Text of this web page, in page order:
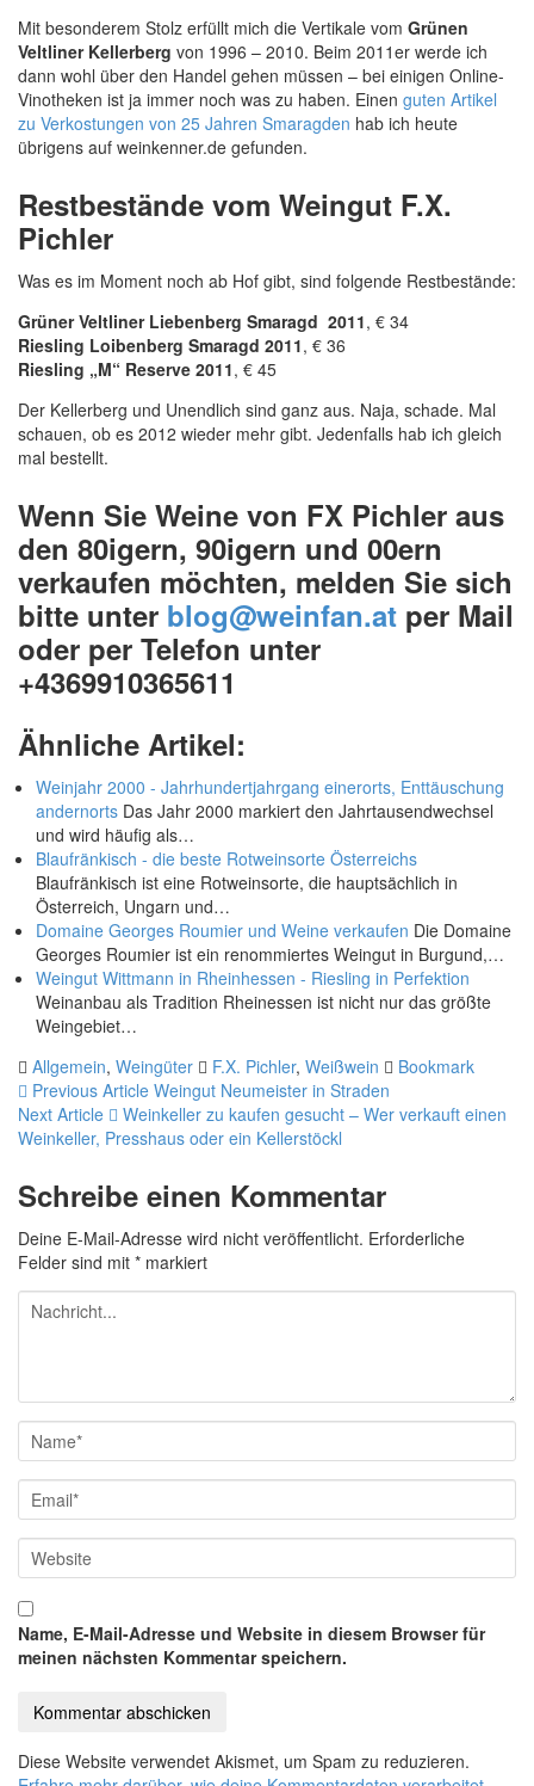
Mit besonderem Stolz erfüllt mich die Vertikale vom Grünen
Veltliner Kellerberg von 1996 – 2010. Beim 2011er werde ich
dann wohl über den Handel gehen müssen – bei einigen Online-
Vinotheken ist ja immer noch was zu haben. Einen guten Artikel
zu Verkostungen von 25 Jahren Smaragden hab ich heute
übrigens auf weinkenner.de gefunden.
Restbestände vom Weingut F.X.
Pichler
Was es im Moment noch ab Hof gibt, sind folgende Restbestände:
Grüner Veltliner Liebenberg Smaragd 2011, € 34
Riesling Loibenberg Smaragd 2011, € 36
Riesling „M“ Reserve 2011, € 45
Der Kellerberg und Unendlich sind ganz aus. Naja, schade. Mal
schauen, ob es 2012 wieder mehr gibt. Jedenfalls hab ich gleich
mal bestellt.
Wenn Sie Weine von FX Pichler aus
den 80igern, 90igern und 00ern
verkaufen möchten, melden Sie sich
bitte unter blog@weinfan.at per Mail
oder per Telefon unter
+4369910365611
Ähnliche Artikel:
Weinjahr 2000 - Jahrhundertjahrgang einerorts, Enttäuschung
andernorts Das Jahr 2000 markiert den Jahrtausendwechsel
und wird häufig als…
Blaufränkisch - die beste Rotweinsorte Österreichs
Blaufränkisch ist eine Rotweinsorte, die hauptsächlich in
Österreich, Ungarn und…
Domaine Georges Roumier und Weine verkaufen Die Domaine
Georges Roumier ist ein renommiertes Weingut in Burgund,…
Weingut Wittmann in Rheinhessen - Riesling in Perfektion
Weinanbau als Tradition Rheinessen ist nicht nur das größte
Weingebiet…
Allgemein, Weingüter F.X. Pichler, Weißwein
Bookmark
Previous Article Weingut Neumeister in Straden
Next Article
Weinkeller zu kaufen gesucht – Wer verkauft einen
Weinkeller, Presshaus oder ein Kellerstöckl
Schreibe einen Kommentar
Deine E-Mail-Adresse wird nicht veröffentlicht. Erforderliche
Felder sind mit * markiert
Name, E-Mail-Adresse und Website in diesem Browser für
meinen nächsten Kommentar speichern.
Diese Website verwendet Akismet, um Spam zu reduzieren.